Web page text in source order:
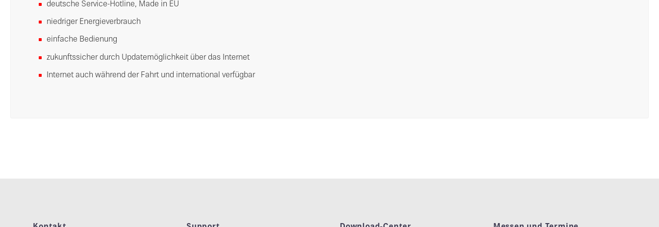
deutsche Service-Hotline, Made in EU
niedriger Energieverbrauch
einfache Bedienung
zukunftssicher durch Updatemöglichkeit über das Internet
Internet auch während der Fahrt und international verfügbar